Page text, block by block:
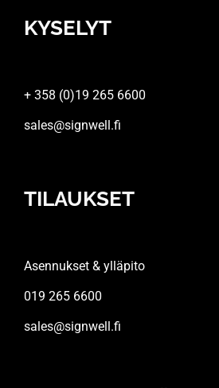
KYSELYT
+ 358 (0)19 265 6600
sales@signwell.fi
TILAUKSET
Asennukset & ylläpito
019 265 6600
sales@signwell.fi